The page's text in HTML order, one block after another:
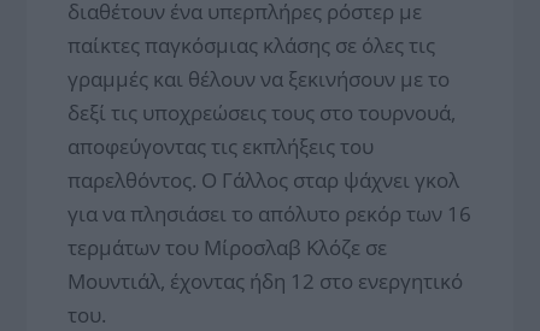
διαθέτουν ένα υπερπλήρες ρόστερ με
παίκτες παγκόσμιας κλάσης σε όλες τις
γραμμές και θέλουν να ξεκινήσουν με το
δεξί τις υποχρεώσεις τους στο τουρνουά,
αποφεύγοντας τις εκπλήξεις του
παρελθόντος. Ο Γάλλος σταρ ψάχνει γκολ
για να πλησιάσει το απόλυτο ρεκόρ των 16
τερμάτων του Μίροσλαβ Κλόζε σε
Μουντιάλ, έχοντας ήδη 12 στο ενεργητικό
του.